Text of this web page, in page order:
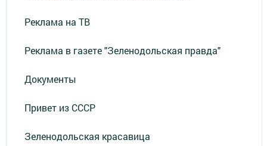
Реклама на ТВ
Реклама в газете "Зеленодольская правда"
Документы
Привет из СССР
Зеленодольская красавица